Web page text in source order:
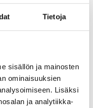
Tietoja
sisällön ja mainosten
ominaisuuksien
Lisäksi
ja analytiikka-